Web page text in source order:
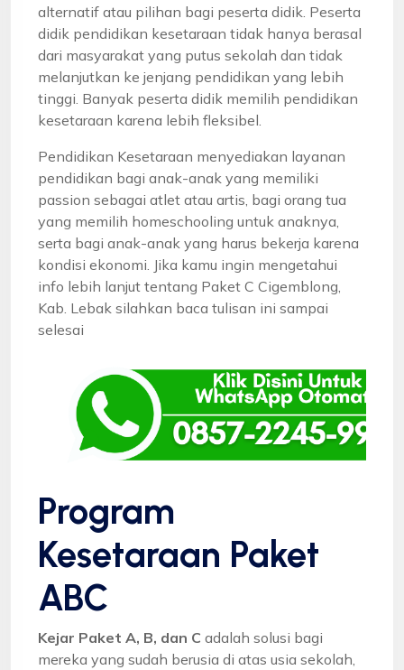
alternatif atau pilihan bagi peserta didik. Peserta
didik pendidikan kesetaraan tidak hanya berasal
dari masyarakat yang putus sekolah dan tidak
melanjutkan ke jenjang pendidikan yang lebih
tinggi. Banyak peserta didik memilih pendidikan
kesetaraan karena lebih fleksibel.
Pendidikan Kesetaraan menyediakan layanan
pendidikan bagi anak-anak yang memiliki
passion sebagai atlet atau artis, bagi orang tua
yang memilih homeschooling untuk anaknya,
serta bagi anak-anak yang harus bekerja karena
kondisi ekonomi. Jika kamu ingin mengetahui
info lebih lanjut tentang Paket C Cigemblong,
Kab. Lebak silahkan baca tulisan ini sampai
selesai
Program
Kesetaraan Paket
ABC
Kejar Paket A, B, dan C adalah solusi bagi
mereka yang sudah berusia di atas usia sekolah,